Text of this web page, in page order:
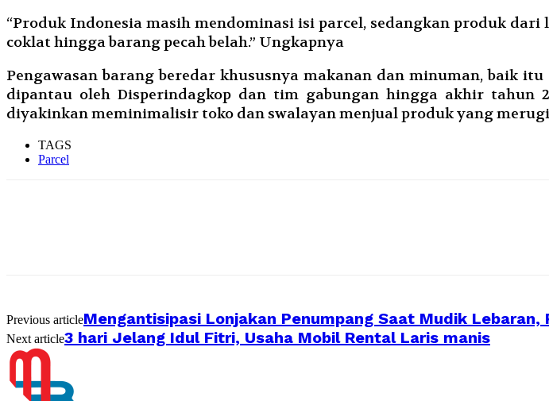
“Produk Indonesia masih mendominasi isi parcel, sedangkan produk
coklat hingga barang pecah belah.” Ungkapnya
Pengawasan barang beredar khususnya makanan dan minuman, baik
dipantau oleh Disperindagkop dan tim gabungan hingga akhir tahun
diyakinkan meminimalisir toko dan swalayan menjual produk yang
TAGS
Parcel
Previous articleMengantisipasi Lonjakan Penumpang Saat Mudik
Next article3 hari Jelang Idul Fitri, Usaha Mobil Rental Laris manis